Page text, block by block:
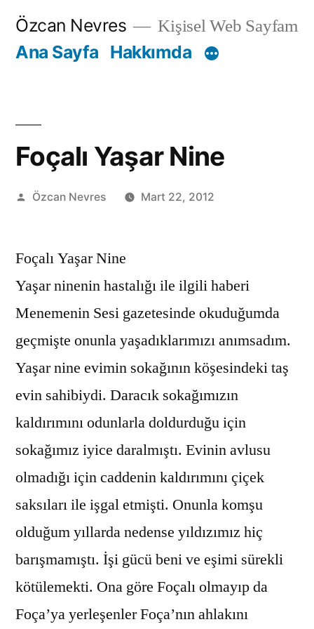
İçeriğe
Özcan Nevres Kişisel Web Sayfam
Ana Sayfa Hakkımda
Foçalı Yaşar Nine
Gönderen:
Özcan Nevres Mart 22, 2012
Foçalı Yaşar Nine
Yaşar ninenin hastalığı ile ilgili haberi
Menemenin Sesi gazetesinde okuduğumda
geçmişte onunla yaşadıklarımızı anımsadım.
Yaşar nine evimin sokağının köşesindeki taş
evin sahibiydi. Daracık sokağımızın
kaldırımını odunlarla doldurduğu için
sokağımız iyice daralmıştı. Evinin avlusu
olmadığı için caddenin kaldırımını çiçek
saksıları ile işgal etmişti. Onunla komşu
olduğum yıllarda nedense yıldızımız hiç
barışmamıştı. İşi gücü beni ve eşimi sürekli
kötülemekti. Ona göre Foçalı olmayıp da
Foça’ya yerleşenler Foça’nın ahlakını